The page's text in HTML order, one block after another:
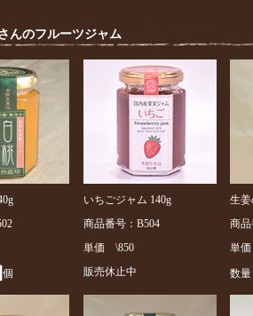
んのフルーツジャム
個
いちごジャム 140g
商品番号：B504
単価 \850
販売休止中
生
商
単
数